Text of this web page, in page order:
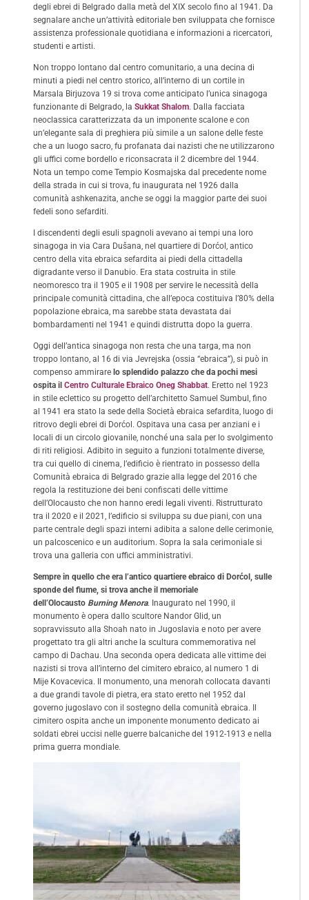
degli ebrei di Belgrado dalla metà del XIX secolo fino al 1941. Da
segnalare anche un’attività editoriale ben sviluppata che fornisce
assistenza professionale quotidiana e informazioni a ricercatori,
studenti e artisti.
Non troppo lontano dal centro comunitario, a una decina di
minuti a piedi nel centro storico, all’interno di un cortile in
Marsala Birjuzova 19 si trova come anticipato l’unica sinagoga
funzionante di Belgrado, la Sukkat Shalom. Dalla facciata
neoclassica caratterizzata da un imponente scalone e con
un’elegante sala di preghiera più simile a un salone delle feste
che a un luogo sacro, fu profanata dai nazisti che ne utilizzarono
gli uffici come bordello e riconsacrata il 2 dicembre del 1944.
Nota un tempo come Tempio Kosmajska dal precedente nome
della strada in cui si trova, fu inaugurata nel 1926 dalla
comunità ashkenazita, anche se oggi la maggior parte dei suoi
fedeli sono sefarditi.
I discendenti degli esuli spagnoli avevano ai tempi una loro
sinagoga in via Cara Dušana, nel quartiere di Dorćol, antico
centro della vita ebraica sefardita ai piedi della cittadella
digradante verso il Danubio. Era stata costruita in stile
neomoresco tra il 1905 e il 1908 per servire le necessità della
principale comunità cittadina, che all’epoca costituiva l’80% della
popolazione ebraica, ma sarebbe stata devastata dai
bombardamenti nel 1941 e quindi distrutta dopo la guerra.
Oggi dell’antica sinagoga non resta che una targa, ma non
troppo lontano, al 16 di via Jevrejska (ossia “ebraica”), si può in
compenso ammirare lo splendido palazzo che da pochi mesi
ospita il Centro Culturale Ebraico Oneg Shabbat. Eretto nel 1923
in stile eclettico su progetto dell’architetto Samuel Sumbul, fino
al 1941 era stato la sede della Società ebraica sefardita, luogo di
ritrovo degli ebrei di Dorćol. Ospitava una casa per anziani e i
locali di un circolo giovanile, nonché una sala per lo svolgimento
di riti religiosi. Adibito in seguito a funzioni totalmente diverse,
tra cui quello di cinema, l’edificio è rientrato in possesso della
Comunità ebraica di Belgrado grazie alla legge del 2016 che
regola la restituzione dei beni confiscati delle vittime
dell’Olocausto che non hanno eredi legali viventi. Ristrutturato
tra il 2020 e il 2021, l’edificio si sviluppa su due piani, con una
parte centrale degli spazi interni adibita a salone delle cerimonie,
un palcoscenico e un auditorium. Sopra la sala cerimoniale si
trova una galleria con uffici amministrativi.
Sempre in quello che era l’antico quartiere ebraico di Dorćol, sulle
sponde del fiume, si trova anche il memoriale
dell’Olocausto Burning Menora. Inaugurato nel 1990, il
monumento è opera dallo scultore Nandor Glid, un
sopravvissuto alla Shoah nato in Jugoslavia e noto per avere
progettato tra gli altri anche la scultura commemorativa nel
campo di Dachau. Una seconda opera dedicata alle vittime dei
nazisti si trova all’interno del cimitero ebraico, al numero 1 di
Mije Kovacevica. Il monumento, una menorah collocata davanti
a due grandi tavole di pietra, era stato eretto nel 1952 dal
governo jugoslavo con il sostegno della comunità ebraica. Il
cimitero ospita anche un imponente monumento dedicato ai
soldati ebrei uccisi nelle guerre balcaniche del 1912-1913 e nella
prima guerra mondiale.